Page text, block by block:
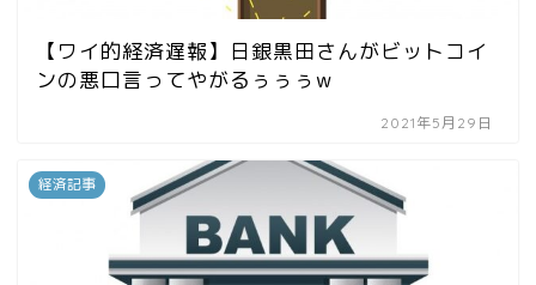
【ワイ的経済遅報】日銀黒田さんがビットコイ
ンの悪口言ってやがるぅぅぅw
2021年5月29日
経済記事